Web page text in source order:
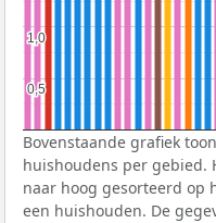
0,5
0,5
1,0
1,0
Bovenstaande grafiek
huishoudens per gebied.
naar hoog gesorteerd op
een huishouden. De